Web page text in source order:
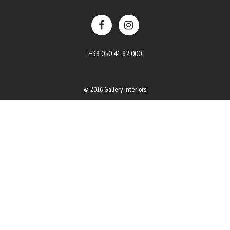
+38 050 41 82 000
© 2016 Gallery Interiors